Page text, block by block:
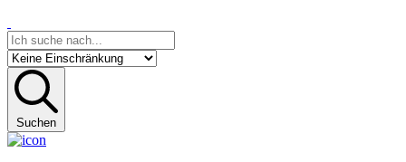
Suchen